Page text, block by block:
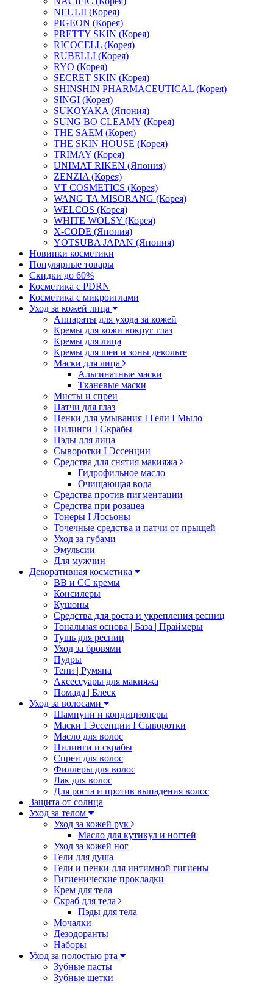
NEULII (Корея)
PIGEON (Корея)
PRETTY SKIN (Корея)
RICOCELL (Корея)
RUBELLI (Корея)
RYO (Корея)
SECRET SKIN (Корея)
SHINSHIN PHARMACEUTICAL (Корея)
SINGI (Корея)
SUKOYAKA (Япония)
SUNG BO CLEAMY (Корея)
THE SAEM (Корея)
THE SKIN HOUSE (Корея)
TRIMAY (Корея)
UNIMAT RIKEN (Япония)
ZENZIA (Корея)
VT COSMETICS (Корея)
WANG TA MISORANG (Корея)
WELCOS (Корея)
WHITE WOLSY (Корея)
X-CODE (Япония)
YOTSUBA JAPAN (Япония)
Новинки косметики
Популярные товары
Скидки до 60%
Косметика с PDRN
Косметика с микроиглами
Уход за кожей лица
Аппараты для ухода за кожей
Кремы для кожи вокруг глаз
Кремы для лица
Кремы для шеи и зоны декольте
Маски для лица
Альгинатные маски
Тканевые маски
Мисты и спреи
Патчи для глаз
Пенки для умывания I Гели I Мыло
Пилинги I Cкрабы
Пэды для лица
Сыворотки I Эссенции
Средства для снятия макияжа
Гидрофильное масло
Очищающая вода
Средства против пигментации
Средства при розацеа
Тонеры I Лосьоны
Точечные средства и патчи от прыщей
Уход за губами
Эмульсии
Для мужчин
Декоративная косметика
ВВ и СС кремы
Консилеры
Кушоны
Средства для роста и укрепления ресниц
Тональная основа | База | Праймеры
Тушь для ресниц
Уход за бровями
Пудры
Тени | Румяна
Аксессуары для макияжа
Помада | Блеск
Уход за волосами
Шампуни и кондиционеры
Маски I Эссенции I Сыворотки
Масло для волос
Пилинги и скрабы
Спреи для волос
Филлеры для волос
Лак для волос
Для роста и против выпадения волос
Защита от солнца
Уход за телом
Уход за кожей рук
Масло для кутикул и ногтей
Уход за кожей ног
Гели для душа
Гели и пенки для интимной гигиены
Гигиенические прокладки
Крем для тела
Скраб для тела
Пэды для тела
Мочалки
Дезодоранты
Наборы
Уход за полостью рта
Зубные пасты
Зубные щетки